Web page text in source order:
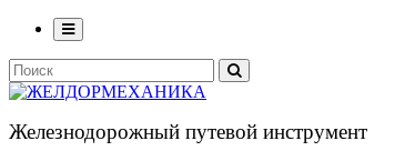
Железнодорожный путевой инструмент